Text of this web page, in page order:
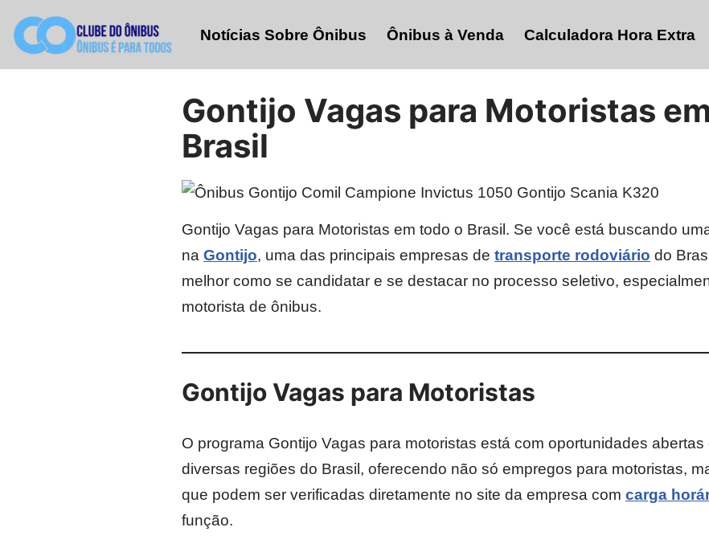
Pular
para
Notícias Sobre Ônibus Ônibus à Venda Calculadora Hora Extra
Gontijo Vagas para Motoristas
Brasil
Gontijo Vagas para Motoristas em todo o Brasil. Se você está buscando
naGontijo, uma das principais empresas detransporte rodoviário do
melhor como se candidatar e se destacar no processo seletivo,
motorista de ônibus.
Gontijo Vagas para Motoristas
O programa Gontijo Vagas para motoristas está com oportunidades
diversas regiões do Brasil, oferecendo não só empregos para motoristas,
que podem ser verificadas diretamente no site da empresa comcarga
função.